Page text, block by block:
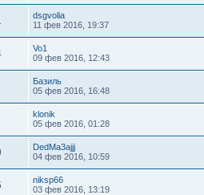
dsgvolia
11 фев 2016, 19:37
Vo1
09 фев 2016, 12:43
Базиль
05 фев 2016, 16:48
klonik
05 фев 2016, 01:28
DedMa3ajjj
04 фев 2016, 10:59
niksp66
03 фев 2016, 13:19